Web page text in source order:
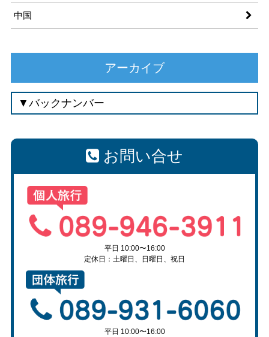
中国
アーカイブ
お問い合せ
平日 10:00〜16:00
定休日：土曜日、日曜日、祝日
平日 10:00〜16:00